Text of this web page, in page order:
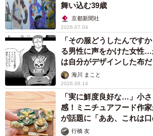
舞い込む39歳
京都新聞社
2026.07.04
「その服どうしたんです
る男性に声をかけた女性
は自分がデザインした布だ
海川 まこと
2026.06.14
「実に鮮度良好な…」小
感！ミニチュアフード作家
が話題に「ああ、これは口
行橋 友